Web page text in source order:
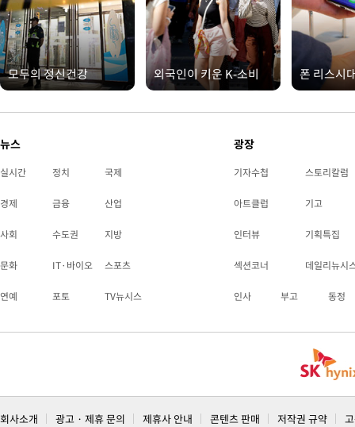
모두의 정신건강 외국인이 키운 K-소비 폰 리스시
뉴스
실시간 정치 국제
경제 금융 산업
사회 수도권 지방
문화 IT·바이오 스포츠
연예 포토 TV뉴시스
광장
기자수첩 스토리칼럼
아트클럽 기고
인터뷰 기획특집
섹션코너 데일리뉴시
인사 부고 동정
회사소개 광고 · 제휴 문의 제휴사 안내 콘텐츠 판매 저작권 규약